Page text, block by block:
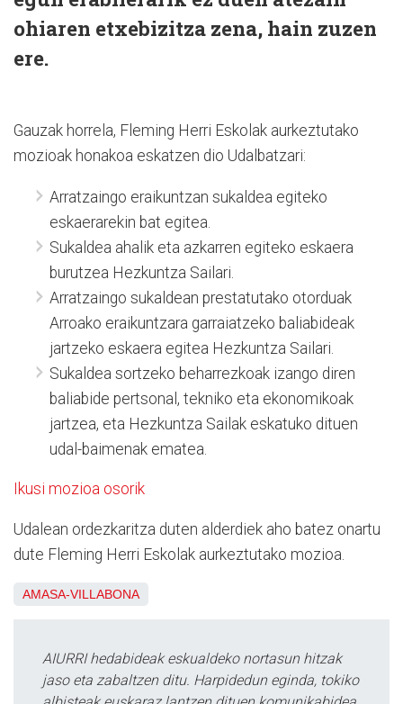
ohiaren etxebizitza zena, hain zuzen
ere.
Gauzak horrela, Fleming Herri Eskolak aurkeztutako
mozioak honakoa eskatzen dio Udalbatzari:
Arratzaingo eraikuntzan sukaldea egiteko
eskaerarekin bat egitea.
Sukaldea ahalik eta azkarren egiteko eskaera
burutzea Hezkuntza Sailari.
Arratzaingo sukaldean prestatutako otorduak
Arroako eraikuntzara garraiatzeko baliabideak
jartzeko eskaera egitea Hezkuntza Sailari.
Sukaldea sortzeko beharrezkoak izango diren
baliabide pertsonal, tekniko eta ekonomikoak
jartzea, eta Hezkuntza Sailak eskatuko dituen
udal-baimenak ematea.
Ikusi mozioa osorik
Udalean ordezkaritza duten alderdiek aho batez onartu
dute Fleming Herri Eskolak aurkeztutako mozioa.
AMASA-VILLABONA
AIURRI hedabideak eskualdeko nortasun hitzak
jaso eta zabaltzen ditu. Harpidedun eginda, tokiko